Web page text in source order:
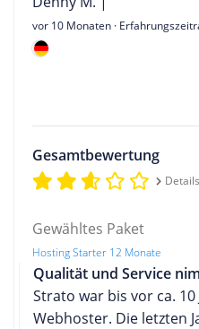
vor 10 Monaten ·
Gesamtbewertung
Details
Gewähltes Paket
Hosting Starter 12 Monate
Qualität und Service
Strato war bis vor ca.
Webhoster. Die letzten